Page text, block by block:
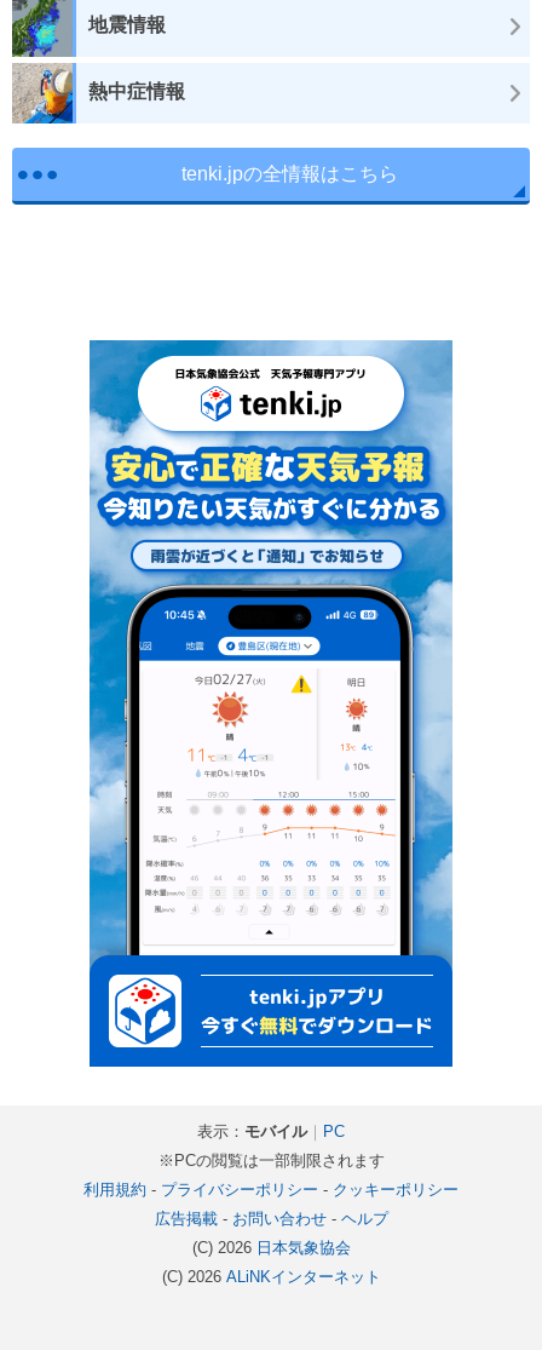
地震情報
熱中症情報
tenki.jpの全情報はこちら
表示： モバイル｜
PC
※PCの閲覧は一部制限されます
利用規約 - プライバシーポリシー - クッキーポリシー
広告掲載- お問い合わせ- ヘルプ
(C) 2026 日本気象協会
(C) 2026 ALiNKインターネット